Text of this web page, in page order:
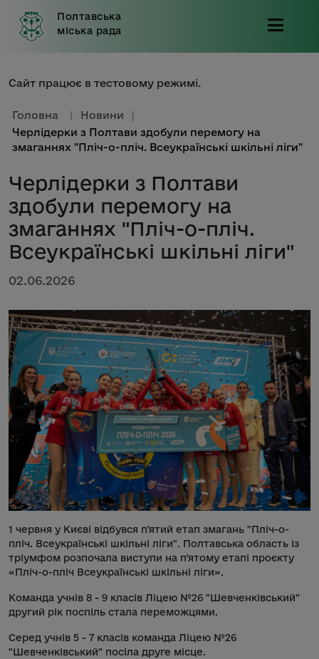
Полтавська
міська рада
Сайт працює в тестовому режимі.
Головна | Новини |
Черлідерки з Полтави здобули перемогу на
змаганнях "Пліч-о-пліч. Всеукраїнські шкільні ліги"
Черлідерки з Полтави
здобули перемогу на
змаганнях "Пліч-о-пліч.
Всеукраїнські шкільні ліги"
02.06.2026
1 червня у Києві відбувся п'ятий етап змагань "Пліч-о-
пліч. Всеукраїнські шкільні ліги". Полтавська область із
тріумфом розпочала виступи на п'ятому етапі проєкту
«Пліч-о-пліч Всеукраїнські шкільні ліги».
Команда учнів 8 - 9 класів Ліцею №26 "Шевченківський"
другий рік поспіль стала переможцями.
Серед учнів 5 - 7 класів команда Ліцею №26
"Шевченківський" посіла друге місце.